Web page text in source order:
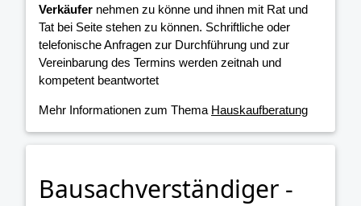
Verkäufer nehmen zu könne und ihnen mit Rat und
Tat bei Seite stehen zu können. Schriftliche oder
telefonische Anfragen zur Durchführung und zur
Vereinbarung des Termins werden zeitnah und
kompetent beantwortet
Mehr Informationen zum Thema Hauskaufberatung
Bausachverständiger -